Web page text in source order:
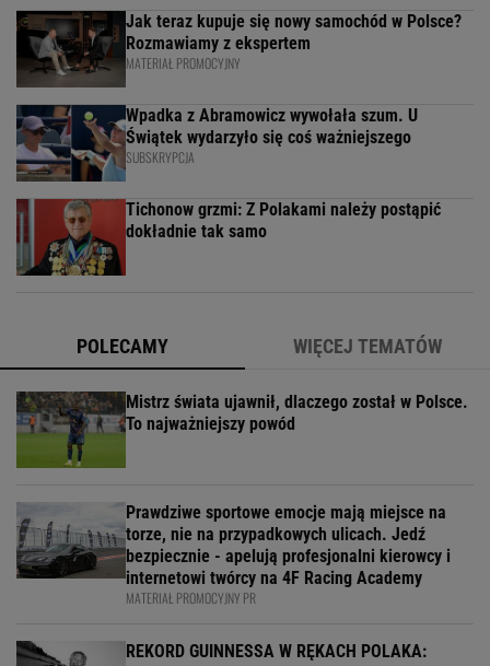
Jak teraz kupuje się nowy samochód w Polsce?
Rozmawiamy z ekspertem
MATERIAŁ PROMOCYJNY
Wpadka z Abramowicz wywołała szum. U
Świątek wydarzyło się coś ważniejszego
SUBSKRYPCJA
Tichonow grzmi: Z Polakami należy postąpić
dokładnie tak samo
POLECAMY WIĘCEJ TEMATÓW
Mistrz świata ujawnił, dlaczego został w Polsce.
To najważniejszy powód
Prawdziwe sportowe emocje mają miejsce na
torze, nie na przypadkowych ulicach. Jedź
bezpiecznie - apelują profesjonalni kierowcy i
internetowi twórcy na 4F Racing Academy
MATERIAŁ PROMOCYJNY PR
REKORD GUINNESSA W RĘKACH POLAKA: